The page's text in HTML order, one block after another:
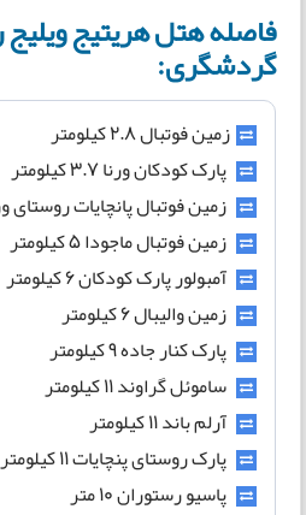
فاصله هتل هریتیج ویلیج
گردشگری:
زمین فوتبال 2.8 کیلومتر
پارک کودکان ورنا 3.7 کیلومتر
زمین فوتبال پانچایات روستای ورنا 5
زمین فوتبال ماجودا 5 کیلومتر
آمبولور پارک کودکان 6 کیلومتر
زمین والیبال 6 کیلومتر
پارک کنار جاده 9 کیلومتر
ساموئل گراوند 11 کیلومتر
آرلم باند 11 کیلومتر
پارک روستای پنچایات 11 کیلومتر
پاسیو رستوران 10 متر